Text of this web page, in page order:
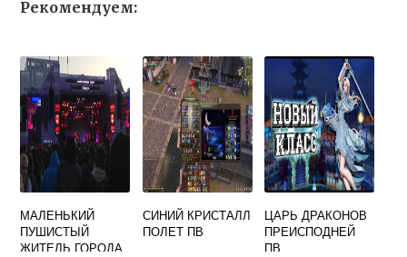
Рекомендуем:
МАЛЕНЬКИЙ
ПУШИСТЫЙ
ЖИТЕЛЬ ГОРОДА
СИНИЙ КРИСТАЛЛ
ПОЛЕТ ПВ
ЦАРЬ ДРАКОНОВ
ПРЕИСПОДНЕЙ
ПВ